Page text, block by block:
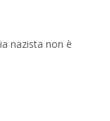
nazista non è